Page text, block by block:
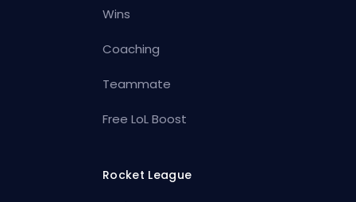
Wins
Coaching
Teammate
Free LoL Boost
Rocket League